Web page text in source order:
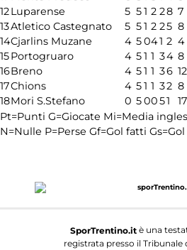
12Luparense 5 51 2 28 7
13Atletico Castegnato 5 51 2 25 8
14Cjarlins Muzane 4 5041 2 4
15Portogruaro 4 51 1 34 8
16Breno 4 51 1 36 12
17Chions 4 51 1 32 8
18Mori S.Stefano 0 50051
17
Pt=Punti G=Giocate Mi=Media
N=Nulle P=Perse Gf=Gol fatti
SporTrentino.itè una
registrata presso il Tribunale